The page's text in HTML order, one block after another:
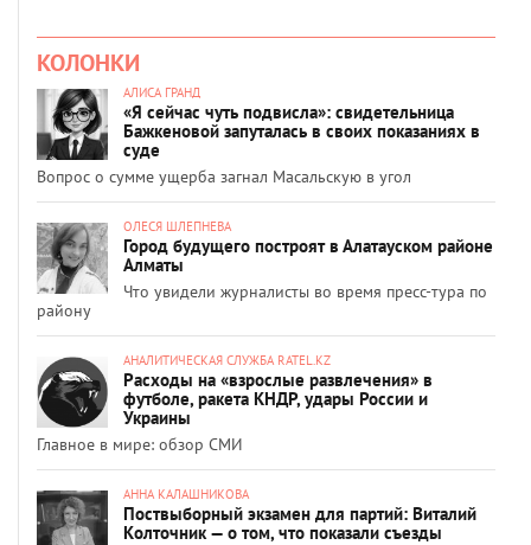
КОЛОНКИ
АЛИСА ГРАНД
«Я сейчас чуть подвисла»: свидетельница
Бажкеновой запуталась в своих показаниях в
суде
Вопрос о сумме ущерба загнал Масальскую в угол
ОЛЕСЯ ШЛЕПНЕВА
Город будущего построят в Алатауском районе
Алматы
Что увидели журналисты во время пресс-тура по
району
АНАЛИТИЧЕСКАЯ СЛУЖБА RATEL.KZ
Расходы на «взрослые развлечения» в
футболе, ракета КНДР, удары России и
Украины
Главное в мире: обзор СМИ
АННА КАЛАШНИКОВА
Поствыборный экзамен для партий: Виталий
Колточник — о том, что показали съезды